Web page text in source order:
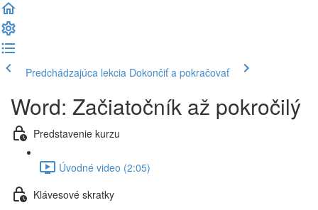
Predchádzajúca lekcia Dokončiť a pokračovať
Word: Začiatočník až pokročilý
Predstavenie kurzu
Úvodné video (2:05)
Klávesové skratky